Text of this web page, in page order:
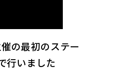
の最初のステー
行いました